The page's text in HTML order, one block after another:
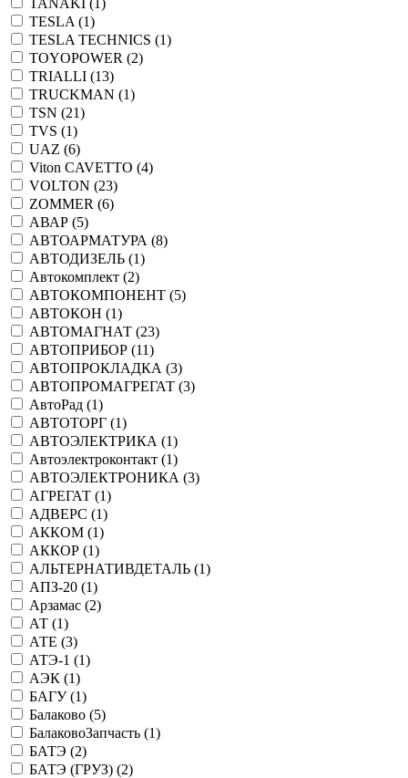
TESLA (1)
TESLA TECHNICS (1)
TOYOPOWER (2)
TRIALLI (13)
TRUCKMAN (1)
TSN (21)
TVS (1)
UAZ (6)
Viton CAVETTO (4)
VOLTON (23)
ZOMMER (6)
АВАР (5)
АВТОАРМАТУРА (8)
АВТОДИЗЕЛЬ (1)
Автокомплект (2)
АВТОКОМПОНЕНТ (5)
АВТОКОН (1)
АВТОМАГНАТ (23)
АВТОПРИБОР (11)
АВТОПРОКЛАДКА (3)
АВТОПРОМАГРЕГАТ (3)
АвтоРад (1)
АВТОТОРГ (1)
АВТОЭЛЕКТРИКА (1)
Автоэлектроконтакт (1)
АВТОЭЛЕКТРОНИКА (3)
АГРЕГАТ (1)
АДВЕРС (1)
АККОМ (1)
АККОР (1)
АЛЬТЕРНАТИВДЕТАЛЬ (1)
АПЗ-20 (1)
Арзамас (2)
АТ (1)
АТЕ (3)
АТЭ-1 (1)
АЭК (1)
БАГУ (1)
Балаково (5)
БалаковоЗапчасть (1)
БАТЭ (2)
БАТЭ (ГРУЗ) (2)